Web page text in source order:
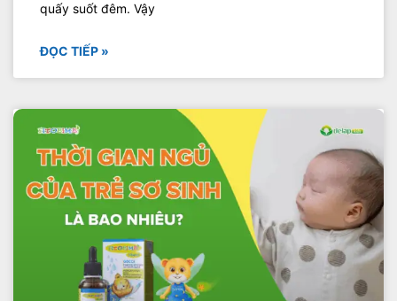
quấy suốt đêm. Vậy
ĐỌC TIẾP »